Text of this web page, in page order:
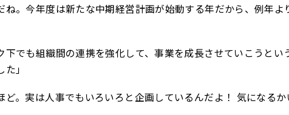
ね。今年度は新たな中期経営計画が始動する年だから、例年よ
下でも組織間の連携を強化して、事業を成長させていこうとい
」
ど。実は人事でもいろいろと企画しているんだよ！ 気になる